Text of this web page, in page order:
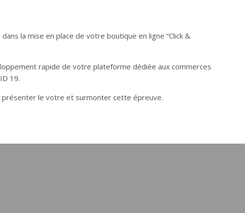
la mise en place de votre boutique en ligne “Click &
rapide de votre plateforme dédiée aux commerces
19.
présenter le votre et surmonter cette épreuve.